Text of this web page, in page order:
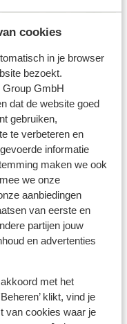
cookies
in je browser
bezoekt.
Group GmbH
dat de website goed
gebruiken,
te verbeteren en
informatie
maken we ook
we onze
aanbiedingen
van eerste en
partijen jouw
en advertenties
met het
klikt, vind je
van cookies waar je
mètres (plage de
service de
200 mètres,
jable environ
1 kilomètres
200 mètres
kilomètres